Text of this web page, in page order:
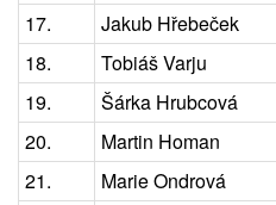
17.
Jakub Hřebeček
18.
Tobiáš Varju
19.
Šárka Hrubcová
20.
Martin Homan
21.
Marie Ondrová